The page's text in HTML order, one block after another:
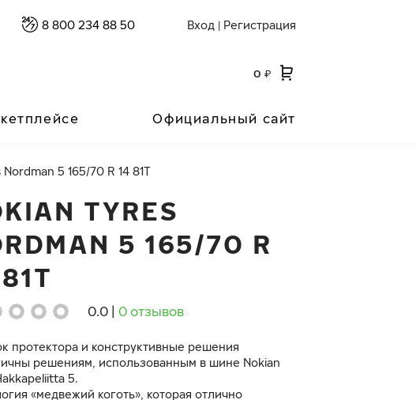
8 800 234 88 50 Вход Регистрация
0 ₽
Официальный сайт
5 165/70 R 14 81T
TYRES
5 165/70 R
0.0 0 отзывов
протектора и конструктивные решения
решениям, использованным в шине Nokian
5.
«медвежий коготь», которая отлично